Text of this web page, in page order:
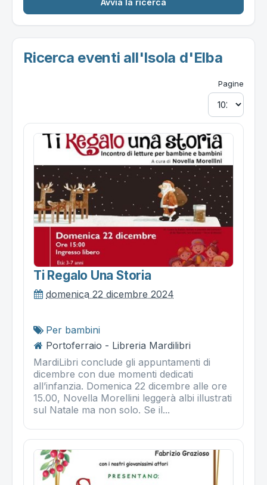
Ricerca eventi all'Isola d'Elba
Pagine
Ti Regalo Una Storia
domenica 22 dicembre 2024
Per bambini
Portoferraio - Libreria Mardilibri
MardiLibri conclude gli appuntamenti di
dicembre con due momenti dedicati
all’infanzia. Domenica 22 dicembre alle ore
15.00, Novella Morellini leggerà albi illustrati
sul Natale ma non solo. Se il...